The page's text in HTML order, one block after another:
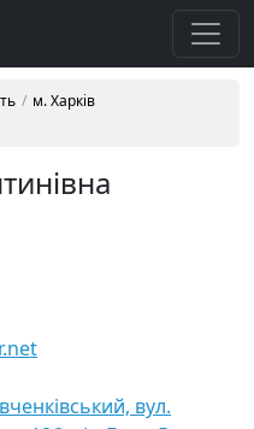
м. Харків
вул.